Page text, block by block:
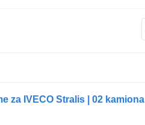
za IVECO Stralis | 02 kamiona